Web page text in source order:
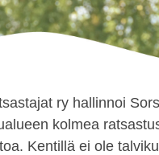
ry hallinnoi
kolmea
Kentillä ei ole